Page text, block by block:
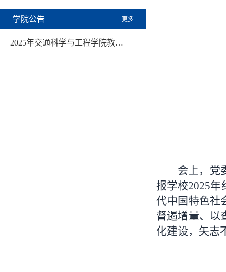
学院公告 更多
2025年交通科学与工程学院教…
会上，党
报学校2025年
代中国特色社
督遏增量、以
化建设，矢志